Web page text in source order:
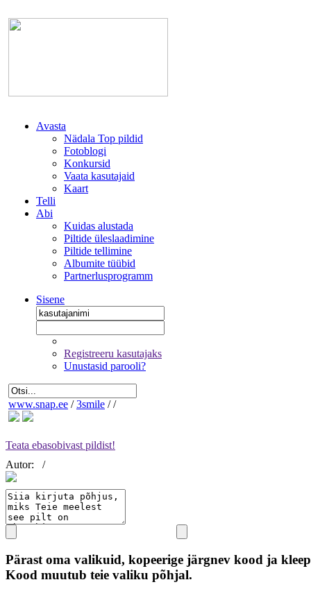
Avasta
Nädala Top pildid
Fotoblogi
Konkursid
Vaata kasutajaid
Kaart
Telli
Abi
Kuidas alustada
Piltide üleslaadimine
Piltide tellimine
Albumite tüübid
Partnerlusprogramm
Sisene
Registreeru kasutajaks
Unustasid parooli?
www.snap.ee / 3smile / /
Teata ebasobivast pildist!
Autor:
/
Pärast oma valikuid, kopeerige järgnev kood ja
Kood muutub teie valiku põhjal.